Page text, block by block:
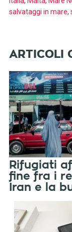
salvataggi in mare,
Rifugiati
fine fra i
Iran e la